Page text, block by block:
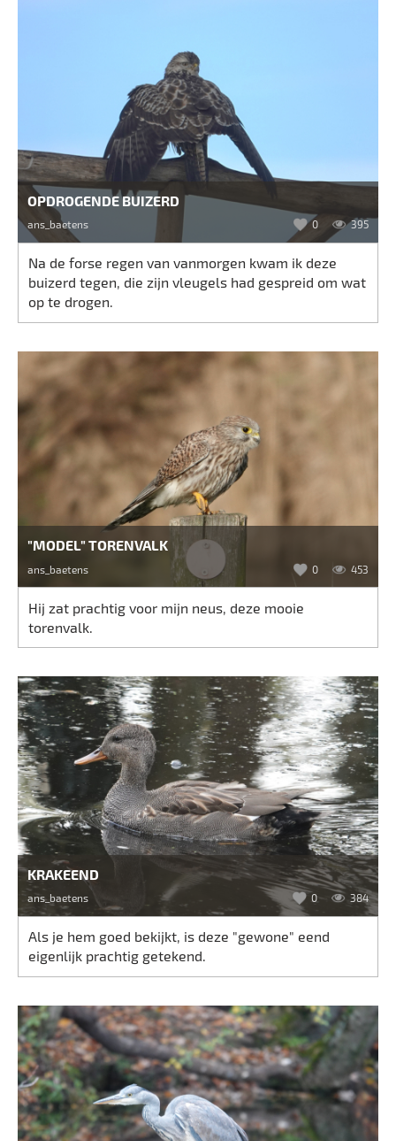
OPDROGENDE BUIZERD
ans_baetens 0 395
Na de forse regen van vanmorgen kwam ik deze
buizerd tegen, die zijn vleugels had gespreid om wat
op te drogen.
"MODEL" TORENVALK
ans_baetens 0 453
Hij zat prachtig voor mijn neus, deze mooie
torenvalk.
KRAKEEND
ans_baetens 0 384
Als je hem goed bekijkt, is deze "gewone" eend
eigenlijk prachtig getekend.